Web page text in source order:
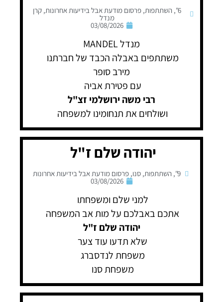
6"
,השתתפות,פרסום מודעת אבל בידיעות אחרונות,קרן
מנדל
03/08/2026
מנדל MANDEL
משתתפים באבלה הכבד של חברתנו
מירב סופר
עם פטירת אביה
רבי משה ירושלמי זצ"ל
ושולחים את תנחומינו למשפחה
יהודה שלם ז"ל
9"
, השתתפות, סנו, פרסום מודעת אבל בידיעות אחרונות
03/08/2026
למני שלם ומשפחתו
אתכם באבלכם על מות אב המשפחה
יהודה שלם ז"ל
שלא תדעו עוד צער
משפחת לנדסברג
משפחת סנו